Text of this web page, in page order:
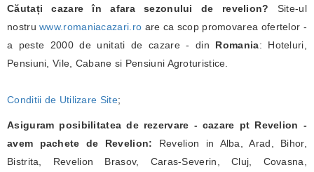
Căutați cazare în afara sezonului de revelion? Site-ul
nostruwww.romaniacazari.ro are ca scop promovarea ofertelor -
a peste 2000 de unitati de cazare - din Romania: Hoteluri,
Pensiuni, Vile, Cabane si Pensiuni Agroturistice.
Conditii de Utilizare Site;
Asiguram posibilitatea de rezervare - cazare pt Revelion -
avem pachete de Revelion: Revelion in Alba, Arad, Bihor,
Bistrita, Revelion Brasov, Caras-Severin, Cluj, Covasna,